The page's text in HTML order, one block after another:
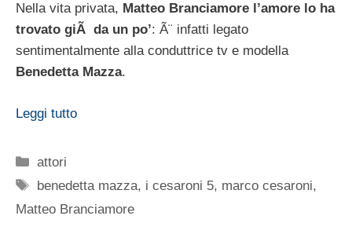
Nella vita privata, Matteo Branciamore l’amore lo ha
trovato giÃ da un po’: Ã¨ infatti legato
sentimentalmente alla conduttrice tv e modella
Benedetta Mazza.
Leggi tutto
Categorie
attori
Tag
benedetta mazza, i cesaroni 5, marco cesaroni,
Matteo Branciamore